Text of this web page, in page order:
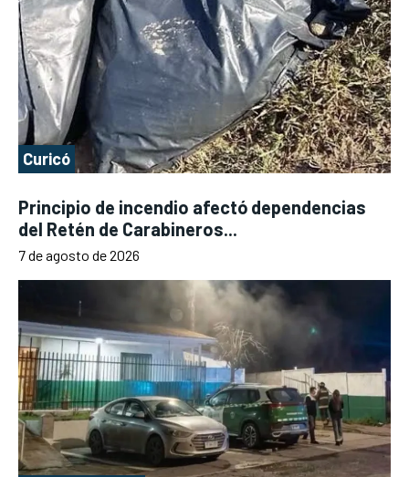
Curicó
Principio de incendio afectó dependencias
del Retén de Carabineros...
7 de agosto de 2026